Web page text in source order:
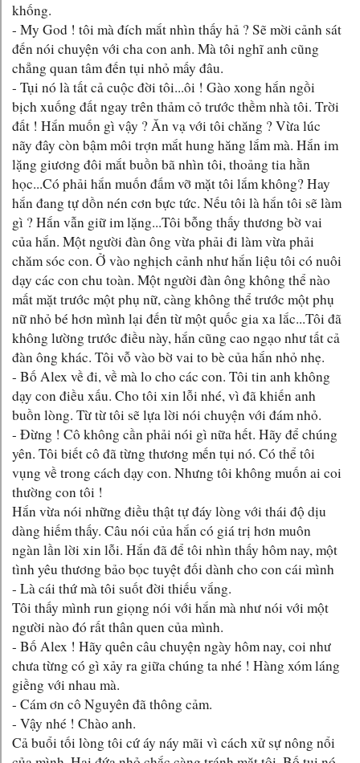
khống.
- My God ! tôi mà đích mắt nhìn thấy hả ? Sẽ mời cảnh sát
đến nói chuyện với cha con anh. Mà tôi nghĩ anh cũng
chẳng quan tâm đến tụi nhỏ mấy đâu.
- Tụi nó là tất cả cuộc đời tôi...ôi ! Gào xong hắn ngồi
bịch xuống đất ngay trên thảm cỏ trước thềm nhà tôi. Trời
đất ! Hắn muốn gì vậy ? Ăn vạ với tôi chăng ? Vừa lúc
nãy đây còn bậm môi trợn mắt hung hăng lắm mà. Hắn im
lặng giương đôi mắt buồn bã nhìn tôi, thoảng tia hằn
học...Có phải hắn muốn đấm vỡ mặt tôi lắm không? Hay
hắn đang tự dồn nén cơn bực tức. Nếu tôi là hắn tôi sẽ làm
gì ? Hắn vẫn giữ im lặng...Tôi bỗng thấy thương bờ vai
của hắn. Một người đàn ông vừa phải đi làm vừa phải
chăm sóc con. Ở vào nghịch cảnh như hắn liệu tôi có nuôi
dạy các con chu toàn. Một người đàn ông không thể nào
mất mặt trước một phụ nữ, càng không thể trước một phụ
nữ nhỏ bé hơn mình lại đến từ một quốc gia xa lắc...Tôi đã
không lường trước điều này, hắn cũng cao ngạo như tất cả
đàn ông khác. Tôi vỗ vào bờ vai to bè của hắn nhỏ nhẹ.
- Bố Alex về đi, về mà lo cho các con. Tôi tin anh không
dạy con điều xấu. Cho tôi xin lỗi nhé, vì đã khiến anh
buồn lòng. Từ từ tôi sẽ lựa lời nói chuyện với đám nhỏ.
- Đừng ! Cô không cần phải nói gì nữa hết. Hãy để chúng
yên. Tôi biết cô đã từng thương mến tụi nó. Có thể tôi
vụng về trong cách dạy con. Nhưng tôi không muốn ai coi
thường con tôi !
Hắn vừa nói những điều thật tự đáy lòng với thái độ dịu
dàng hiếm thấy. Câu nói của hắn có giá trị hơn muôn
ngàn lần lời xin lỗi. Hắn đã để tôi nhìn thấy hôm nay, một
tình yêu thương bảo bọc tuyệt đối dành cho con cái mình
- Là cái thứ mà tôi suốt đời thiếu vắng.
Tôi thấy mình run giọng nói với hắn mà như nói với một
người nào đó rất thân quen của mình.
- Bố Alex ! Hãy quên câu chuyện ngày hôm nay, coi như
chưa từng có gì xảy ra giữa chúng ta nhé ! Hàng xóm láng
giềng với nhau mà.
- Cám ơn cô Nguyên đã thông cảm.
- Vậy nhé ! Chào anh.
Cả buổi tối lòng tôi cứ áy náy mãi vì cách xử sự nông nổi